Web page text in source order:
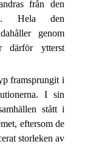
från den
Hela den
genom
därför ytterst
framsprungit i
I sin
stått i
eftersom de
storleken av